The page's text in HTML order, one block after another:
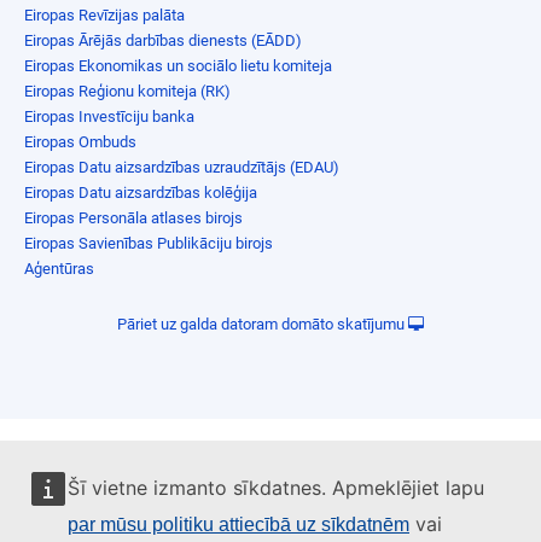
Šī vietne izmanto sīkdatnes. Apmeklējiet lapu
par mūsu politiku attiecībā uz sīkdatnēm vai
Eiropas Revīzijas palāta
Eiropas Ārējās darbības dienests (EĀDD)
Eiropas Ekonomikas un sociālo lietu komiteja
Eiropas Reģionu komiteja (RK)
Eiropas Investīciju banka
Eiropas Ombuds
Eiropas Datu aizsardzības uzraudzītājs (EDAU)
Eiropas Datu aizsardzības kolēģija
Eiropas Personāla atlases birojs
Eiropas Savienības Publikāciju birojs
Aģentūras
Pāriet uz galda datoram domāto skatījumu